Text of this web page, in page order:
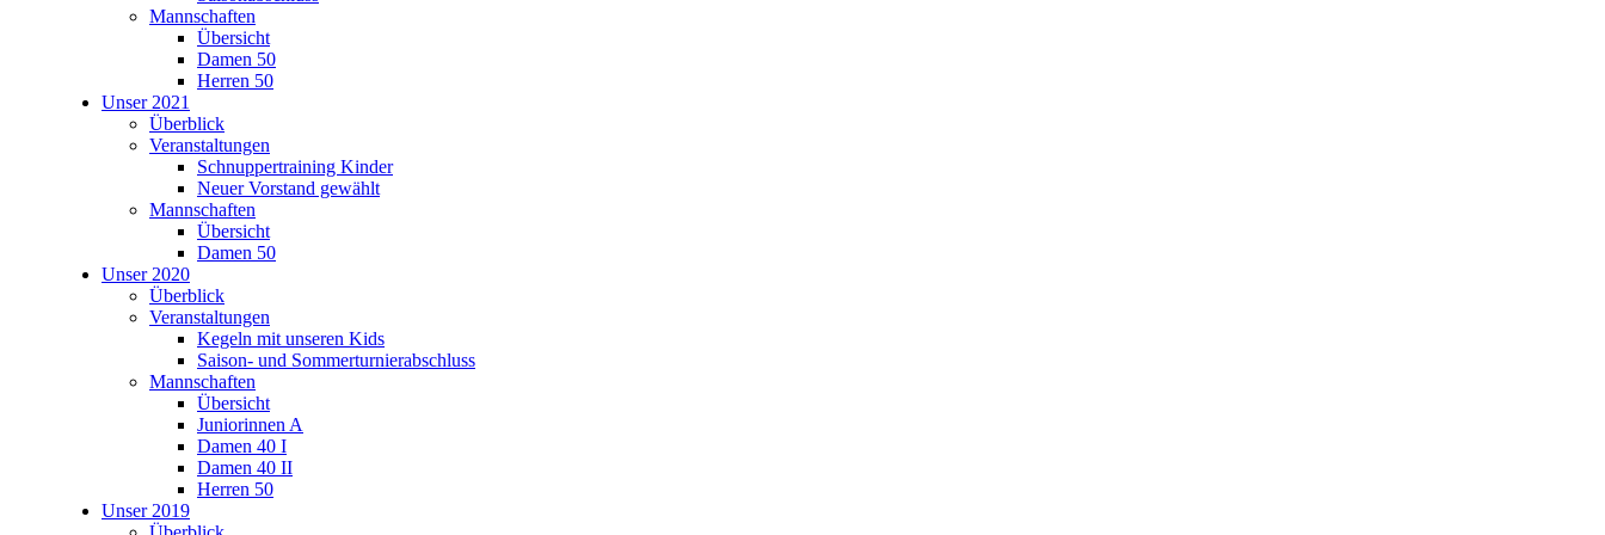
Mannschaften
Übersicht
Damen 50
Herren 50
Unser 2021
Überblick
Veranstaltungen
Schnuppertraining Kinder
Neuer Vorstand gewählt
Mannschaften
Übersicht
Damen 50
Unser 2020
Überblick
Veranstaltungen
Kegeln mit unseren Kids
Saison- und Sommerturnierabschluss
Mannschaften
Übersicht
Juniorinnen A
Damen 40 I
Damen 40 II
Herren 50
Unser 2019